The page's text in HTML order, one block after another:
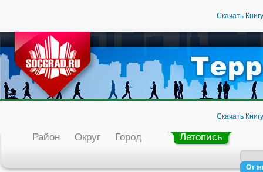
Скачать
Скачать
Район Округ Город Летопись
От